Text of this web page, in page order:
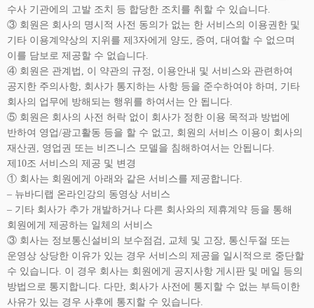
수사 기관에의 고발 조치 등 합당한 조치를 취할 수 있습니다.
③ 회원은 회사의 명시적 사전 동의가 없는 한 서비스의 이용권한 및
기타 이용계약상의 지위를 제3자에게 양도, 증여, 대여할 수 없으며
이를 담보로 제공할 수 없습니다.
④ 회원은 관계법, 이 약관의 규정, 이용안내 및 서비스와 관련하여
공지한 주의사항, 회사가 통지하는 사항 등을 준수하여야 하며, 기타
회사의 업무에 방해되는 행위를 하여서는 안 됩니다.
⑤ 회원은 회사의 사전 허락 없이 회사가 정한 이용 목적과 방법에
반하여 영업/광고활동 등을 할 수 없고, 회원의 서비스 이용이 회사의
재산권, 영업권 또는 비즈니스 모델을 침해하여서는 안됩니다.
제10조 서비스의 제공 및 변경
① 회사는 회원에게 아래와 같은 서비스를 제공합니다.
– 뉴바디랩 온라인강의 동영상 서비스
– 기타 회사가 추가 개발하거나 다른 회사와의 제휴계약 등을 통해
회원에게 제공하는 일체의 서비스
③ 회사는 정보통신설비의 보수점검, 교체 및 고장, 통신두절 또는
운영상 상당한 이유가 있는 경우 서비스의 제공을 일시적으로 중단할
수 있습니다. 이 경우 회사는 회원에게 공지사항 게시판 및 메일 등의
방법으로 통지합니다. 다만, 회사가 사전에 통지할 수 없는 부득이한
사유가 있는 경우 사후에 통지할 수 있습니다.